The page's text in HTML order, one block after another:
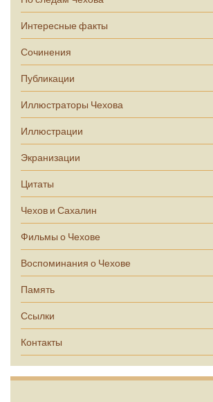
Интересные факты
Сочинения
Публикации
Иллюстраторы Чехова
Иллюстрации
Экранизации
Цитаты
Чехов и Сахалин
Фильмы о Чехове
Воспоминания о Чехове
Память
Ссылки
Контакты